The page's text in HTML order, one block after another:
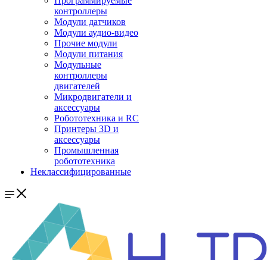
контроллеры
Модули датчиков
Модули аудио-видео
Прочие модули
Модули питания
Модульные
контроллеры
двигателей
Микродвигатели и
аксессуары
Робототехника и RC
Принтеры 3D и
аксессуары
Промышленная
робототехника
Неклассифицированные